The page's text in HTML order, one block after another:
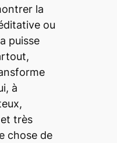
la
ou
puisse
,
à
très
chose de